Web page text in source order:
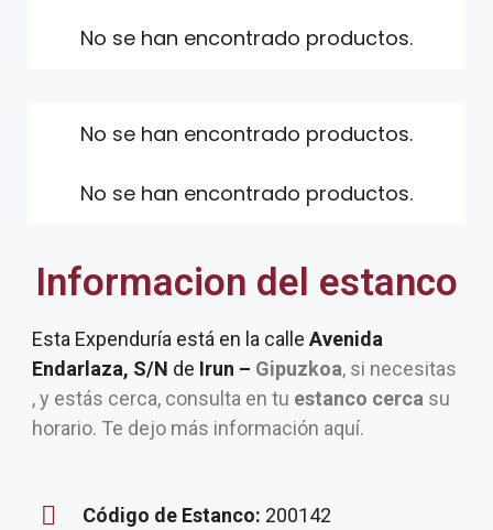
No se han encontrado productos.
No se han encontrado productos.
No se han encontrado productos.
Informacion del estanco
Esta Expenduría está en la calle Avenida
Endarlaza, S/N de Irun – Gipuzkoa, si necesitas
, y estás cerca, consulta en tu estanco cerca su
horario. Te dejo más información aquí.
Código de Estanco: 200142